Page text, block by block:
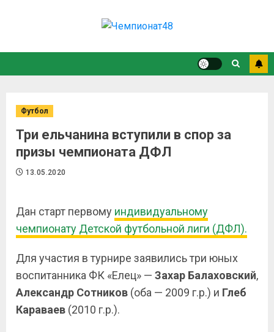
Футбол
Три ельчанина вступили в спор за
призы чемпионата ДФЛ
13.05.2020
Дан старт первому индивидуальному
чемпионату Детской футбольной лиги (ДФЛ).
Для участия в турнире заявились три юных
воспитанника ФК «Елец» — Захар Балаховский,
Александр Сотников (оба — 2009 г.р.) и Глеб
Караваев (2010 г.р.).